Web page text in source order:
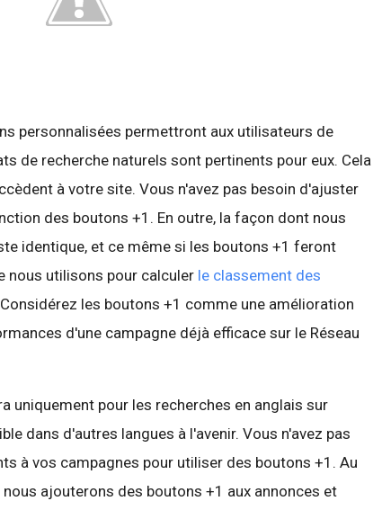
personnalisées permettront aux utilisateurs de
de recherche naturels sont pertinents pour eux. Cela
à votre site. Vous n'avez pas besoin d'ajuster
des boutons +1. En outre, la façon dont nous
identique, et ce même si les boutons +1 feront
nous utilisons pour calculer le classement des
les boutons +1 comme une amélioration
d'une campagne déjà efficace sur le Réseau
uniquement pour les recherches en anglais sur
dans d'autres langues à l'avenir. Vous n'avez pas
à vos campagnes pour utiliser des boutons +1. Au
ajouterons des boutons +1 aux annonces et